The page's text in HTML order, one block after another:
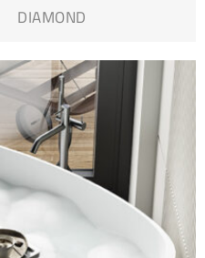
DIAMOND